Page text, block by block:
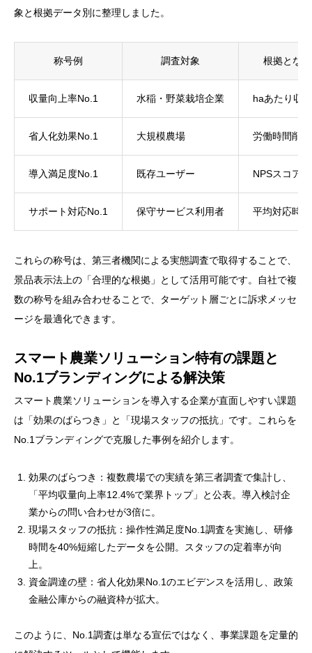
象と根拠データ別に整理しました。
称号例 調査対象 根拠とな
収量向上率No.1 水稲・野菜栽培企業 haあたり収
省人化効果No.1 大規模農場 労働時間削
導入満足度No.1 既存ユーザー NPSスコア
サポート対応No.1 保守サービス利用者 平均対応時間
これらの称号は、第三者機関による実態調査で取得することで、
景品表示法上の「合理的な根拠」として活用可能です。自社で複
数の称号を組み合わせることで、ターゲット層ごとに訴求メッセ
ージを最適化できます。
スマート農業ソリューション特有の課題と
No.1ブランディングによる解決策
スマート農業ソリューションを導入する企業が直面しやすい課題
は「効果のばらつき」と「現場スタッフの抵抗」です。これらを
No.1ブランディングで克服した事例を紹介します。
効果のばらつき：複数農場での実績を第三者調査で集計し、
「平均収量向上率12.4%で業界トップ」と公表。導入検討企
業からの問い合わせが3倍に。
現場スタッフの抵抗：操作性満足度No.1調査を実施し、研修
時間を40%短縮したデータを公開。スタッフの定着率が向
上。
資金調達の壁：省人化効果No.1のエビデンスを活用し、政策
金融公庫からの融資枠が拡大。
このように、No.1調査は単なる宣伝ではなく、事業課題を定量的